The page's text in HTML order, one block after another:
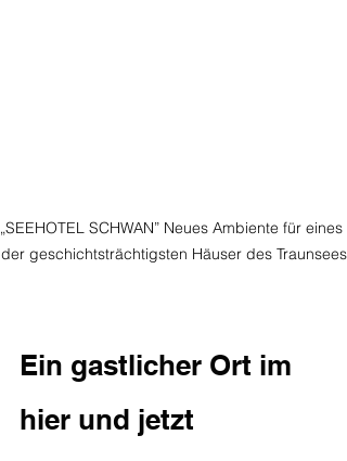
„SEEHOTEL SCHWAN” Neues Ambiente für eines
der geschichtsträchtigsten Häuser des Traunsees
Ein gastlicher Ort im
hier und jetzt